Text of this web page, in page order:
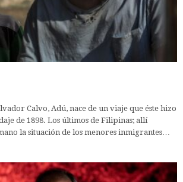
Calvo, Adú, nace de un viaje que éste hizo
de 1898. Los últimos de Filipinas; allí
la situación de los menores inmigrantes…